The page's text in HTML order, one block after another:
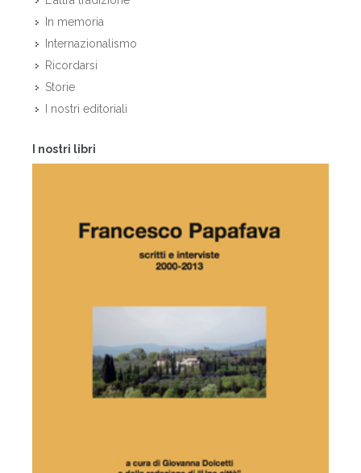
In memoria
Internazionalismo
Ricordarsi
Storie
I nostri editoriali
I nostri libri